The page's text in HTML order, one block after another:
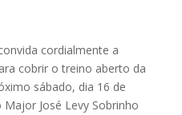
cordialmente a
cobrir o treino aberto da
sábado, dia 16 de
José Levy Sobrinho